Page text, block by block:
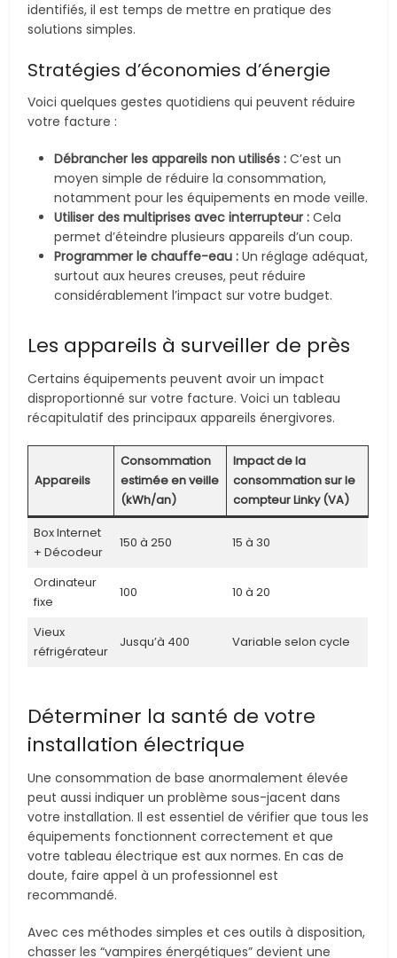
identifiés, il est temps de mettre en pratique des
solutions simples.
Stratégies d’économies d’énergie
Voici quelques gestes quotidiens qui peuvent réduire
votre facture :
Débrancher les appareils non utilisés : C’est un
moyen simple de réduire la consommation,
notamment pour les équipements en mode veille.
Utiliser des multiprises avec interrupteur : Cela
permet d’éteindre plusieurs appareils d’un coup.
Programmer le chauffe-eau : Un réglage adéquat,
surtout aux heures creuses, peut réduire
considérablement l’impact sur votre budget.
Les appareils à surveiller de près
Certains équipements peuvent avoir un impact
disproportionné sur votre facture. Voici un tableau
récapitulatif des principaux appareils énergivores.
Appareils
Consommation
estimée en veille
(kWh/an)
Impact de la
consommation sur le
compteur Linky (VA)
Box Internet
+ Décodeur
150 à 250 15 à 30
Ordinateur
fixe
100 10 à 20
Vieux
réfrigérateur
Jusqu’à 400 Variable selon cycle
Déterminer la santé de votre
installation électrique
Une consommation de base anormalement élevée
peut aussi indiquer un problème sous-jacent dans
votre installation. Il est essentiel de vérifier que tous les
équipements fonctionnent correctement et que
votre tableau électrique est aux normes. En cas de
doute, faire appel à un professionnel est
recommandé.
Avec ces méthodes simples et ces outils à disposition,
chasser les “vampires énergétiques” devient une